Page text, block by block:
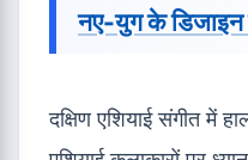
नए-युग के डिजाइन
दक्षिण एशियाई संगीत में